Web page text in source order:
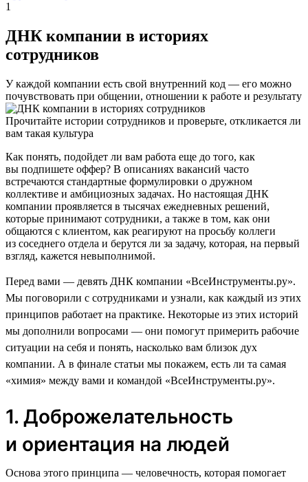
1
ДНК компании в историях
сотрудников
У каждой компании есть свой внутренний код — его можно
почувствовать при общении, отношении к работе и результату
Прочитайте истории сотрудников и проверьте, откликается ли
вам такая культура
Как понять, подойдет ли вам работа еще до того, как
вы подпишете оффер? В описаниях вакансий часто
встречаются стандартные формулировки о дружном
коллективе и амбициозных задачах. Но настоящая ДНК
компании проявляется в тысячах ежедневных решений,
которые принимают сотрудники, а также в том, как они
общаются с клиентом, как реагируют на просьбу коллеги
из соседнего отдела и берутся ли за задачу, которая, на первый
взгляд, кажется невыполнимой.
Перед вами — девять ДНК компании «ВсеИнструменты.ру».
Мы поговорили с сотрудниками и узнали, как каждый из этих
принципов работает на практике. Некоторые из этих историй
мы дополнили вопросами — они помогут примерить рабочие
ситуации на себя и понять, насколько вам близок дух
компании. А в финале статьи мы покажем, есть ли та самая
«химия» между вами и командой «ВсеИнструменты.ру».
1. Доброжелательность
и ориентация на людей
Основа этого принципа — человечность, которая помогает